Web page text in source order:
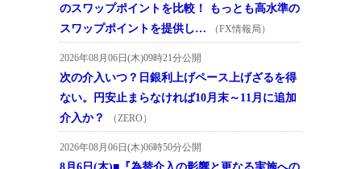
のスワップポイントを比較！ もっとも高水準の
スワップポイントを提供し…
（FX情報局）
2026年08月06日(木)09時21分公開
次の介入いつ？日銀利上げペース上げざるを得
ない。円安止まらなければ10月末～11月に追加
介入か？
（ZERO）
2026年08月06日(木)06時50分公開